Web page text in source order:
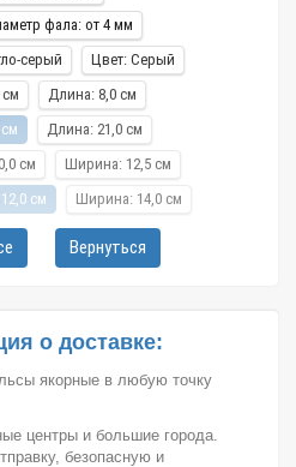
фала: от 4 мм
серый
Цвет: Серый
Длина: 8,0 см
Длина: 21,0 см
см
Ширина: 12,5 см
см
Ширина: 14,0 см
Вес: 0,22 кг
Вес: 0,15 кг
Город: Санкт-Петербург
Город: Омск
Город: Екатеринбург
на-Дону
Город: Саратов
Вернуться
о доставке:
якорные в любую точку
центры и большие города.
безопасную и